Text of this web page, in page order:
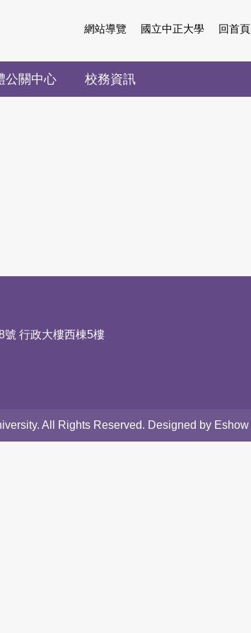
網站導覽 國立中正大學 回首頁
公關中心 校務資訊
號 行政大樓西棟5樓
All Rights Reserved. Designed by Eshow